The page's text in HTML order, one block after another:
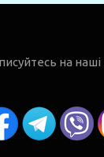
на наші